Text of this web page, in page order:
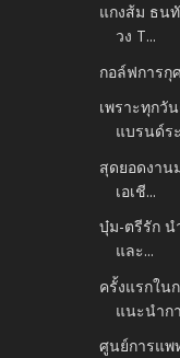
แกงส้ม ธน
วง T...
กอล์ฟการ
เพราะทุกวั
แบรนด์ร
สุดยอดงาน
เอเชี...
บุ๋ม-ตรีรัก น
และ...
ครั้งแรกใน
แนะนำก
ศูนย์การแพ